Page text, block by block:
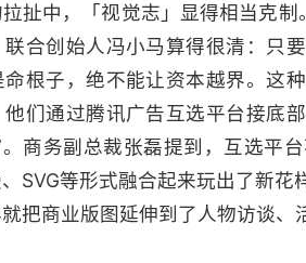
扯中，「视觉志」显得相当克
合创始人冯小马算得很清：只
根子，绝不能让资本越界。这
们通过腾讯广告互选平台接底
商务副总裁张磊提到，互选平
SVG等形式融合起来玩出了新
把商业版图延伸到了人物访谈、